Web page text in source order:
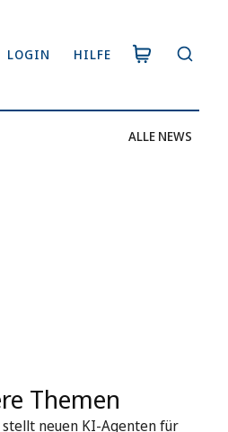
LOGIN HILFE
ALLE NEWS
Themen
neuen KI-Agenten für